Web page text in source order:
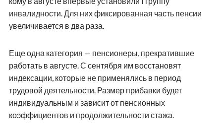
инвалидности. Для них фиксированная часть пенсии
увеличивается в два раза.
Еще одна категория — пенсионеры, прекратившие
работать в августе. С сентября им восстановят
индексации, которые не применялись в период
трудовой деятельности. Размер прибавки будет
индивидуальным и зависит от пенсионных
коэффициентов и продолжительности стажа.